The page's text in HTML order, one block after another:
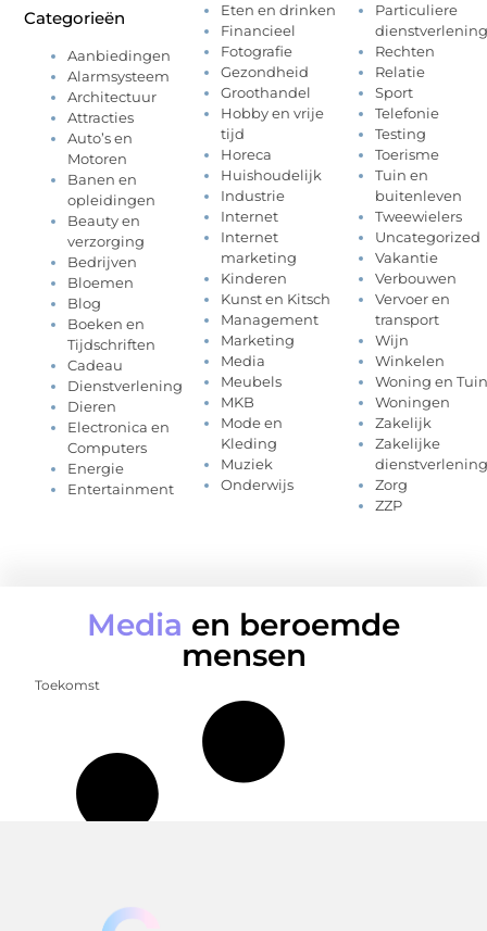
Categorieën
Aanbiedingen
Alarmsysteem
Architectuur
Attracties
Auto’s en
Motoren
Banen en
opleidingen
Beauty en
verzorging
Bedrijven
Bloemen
Blog
Boeken en
Tijdschriften
Cadeau
Dienstverlening
Dieren
Electronica en
Computers
Energie
Entertainment
Eten en drinken
Financieel
Fotografie
Gezondheid
Groothandel
Hobby en vrije
tijd
Horeca
Huishoudelijk
Industrie
Internet
Internet
marketing
Kinderen
Kunst en Kitsch
Management
Marketing
Media
Meubels
MKB
Mode en
Kleding
Muziek
Onderwijs
Particuliere
dienstverlening
Rechten
Relatie
Sport
Telefonie
Testing
Toerisme
Tuin en
buitenleven
Tweewielers
Uncategorized
Vakantie
Verbouwen
Vervoer en
transport
Wijn
Winkelen
Woning en Tuin
Woningen
Zakelijk
Zakelijke
dienstverlening
Zorg
ZZP
Media en beroemde
mensen
Toekomst